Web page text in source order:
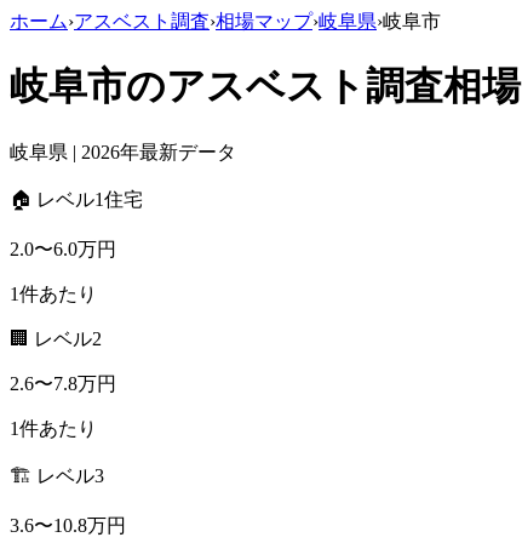
ホーム›アスベスト調査›相場マップ›岐阜県›岐阜市
岐阜市のアスベスト調査相場
岐阜県 | 2026年最新データ
🏠 レベル1住宅
2.0〜6.0万円
1件あたり
🏢 レベル2
2.6〜7.8万円
1件あたり
🏗️ レベル3
3.6〜10.8万円